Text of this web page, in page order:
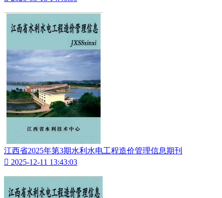
江西省2025年第3期水利水电工程造价管理信息期刊
 2025-12-11 13:43:03